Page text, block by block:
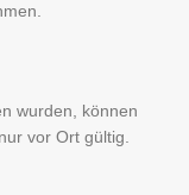
wurden, können
vor Ort gültig.